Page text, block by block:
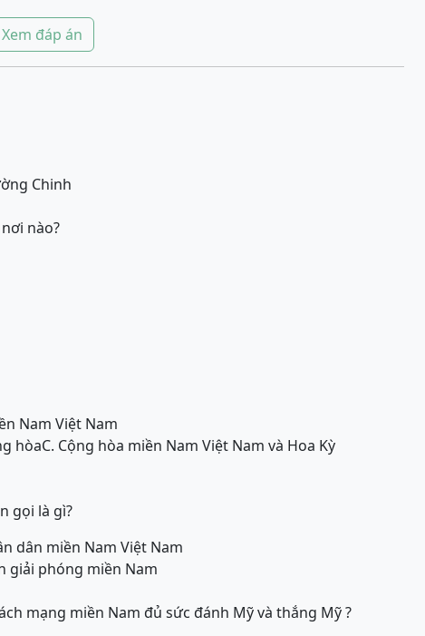
Xem đáp án
Chinh
nào?
Nam Việt Nam
hòaC. Cộng hòa miền Nam Việt Nam và Hoa Kỳ
gọi là gì?
dân miền Nam Việt Nam
giải phóng miền Nam
mạng miền Nam đủ sức đánh Mỹ và thắng Mỹ ?